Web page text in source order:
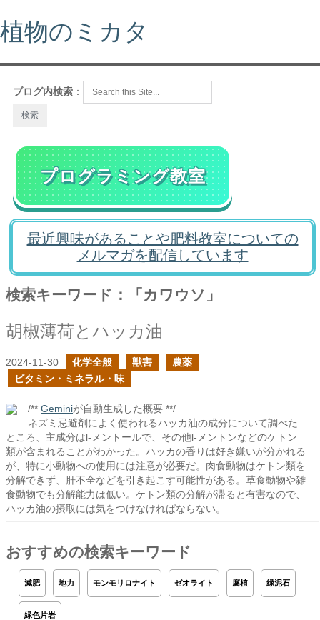
植物のミカタ
ブログ内検索 ：
プログラミング教室
最近興味があることや肥料教室についての
メルマガを配信しています
検索キーワード：「カワウソ」
胡椒薄荷とハッカ油
2024-11-30 化学全般 獣害
農薬
ビタミン・ミネラル・味
/** Geminiが自動生成した概要 **/
ネズミ忌避剤によく使われるハッカ油の成分について調べた
ところ、主成分はl-メントールで、その他l-メントンなどのケトン
類が含まれることがわかった。ハッカの香りは好き嫌いが分かれる
が、特に小動物への使用には注意が必要だ。肉食動物はケトン類を
分解できず、肝不全などを引き起こす可能性がある。草食動物や雑
食動物でも分解能力は低い。ケトン類の分解が滞ると有害なので、
ハッカ油の摂取には気をつけなければならない。
おすすめの検索キーワード
減肥 地力 モンモリロナイト ゼオライト 腐植 緑泥石
緑色片岩